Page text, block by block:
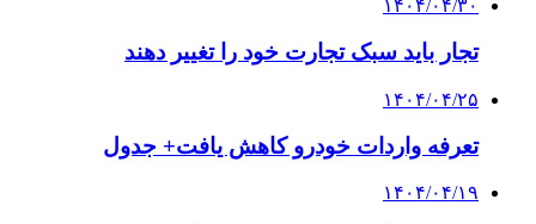
۱۴۰۴/۰۴/۳۰
تجار باید سبک تجارت خود را تغییر دهند
۱۴۰۴/۰۴/۲۵
تعرفه واردات خودرو کاهش یافت+ جدول
۱۴۰۴/۰۴/۱۹